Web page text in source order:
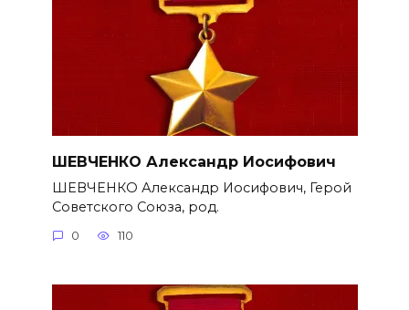
ШЕВЧЕНКО Александр Иосифович
ШЕВЧЕНКО Александр Иосифович, Герой
Советского Союза, род.
0 110